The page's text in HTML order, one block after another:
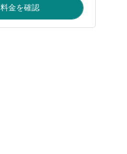
料金を確認